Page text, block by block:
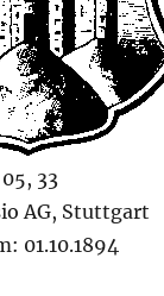
33
AG, Stuttgart
01.10.1894